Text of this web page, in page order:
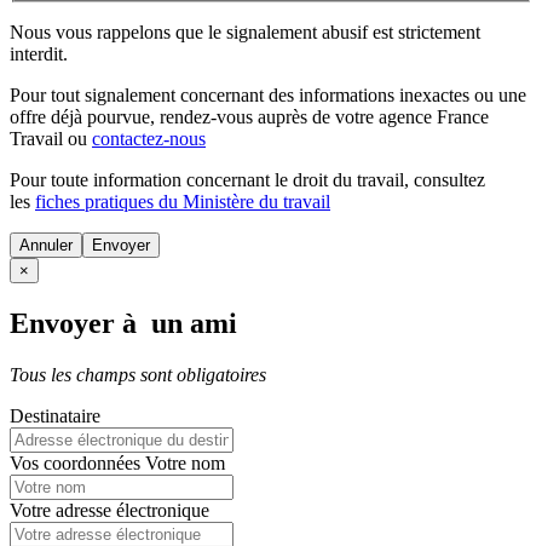
Nous vous rappelons que le signalement abusif est strictement
interdit.
Pour tout signalement concernant des informations inexactes ou une
offre déjà pourvue, rendez-vous auprès de votre agence France
Travail ou contactez-nous
Pour toute information concernant le droit du travail, consultez
les fiches pratiques du Ministère du travail
Annuler
×
Envoyer à un ami
Tous les champs sont obligatoires
Destinataire
Vos coordonnées Votre nom
Votre adresse électronique